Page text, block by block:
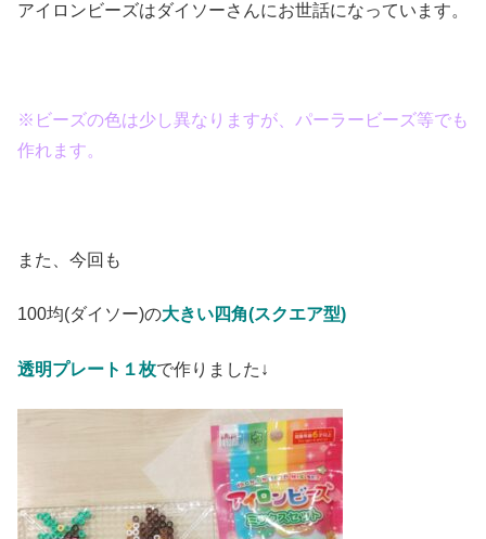
アイロンビーズはダイソーさんにお世話になっています。
※ビーズの色は少し異なりますが、パーラービーズ等でも
作れます。
また、今回も
100均(ダイソー)の大きい四角(スクエア型)
透明プレート１枚で作りました↓